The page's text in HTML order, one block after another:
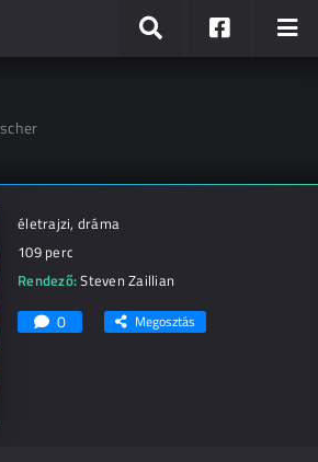
életrajzi, dráma
109 perc
Rendező:Steven Zaillian
0 Megosztás